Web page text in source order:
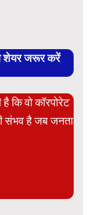
शेयर जरूर करें
कि वो कॉरपोरेट
संभव है जब जनता